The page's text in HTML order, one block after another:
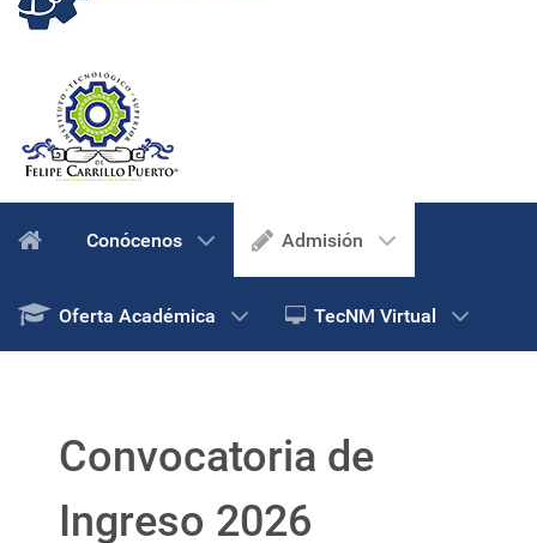
Conócenos Admisión
Oferta Académica TecNM Virtual
Convocatoria de
Ingreso 2026